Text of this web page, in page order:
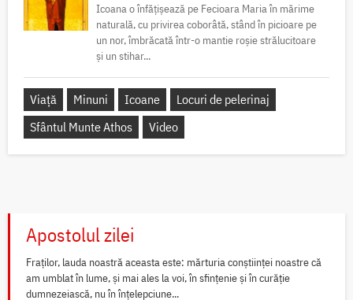
Icoana o înfățișează pe Fecioara Maria în mărime
naturală, cu privirea coborâtă, stând în picioare pe
un nor, îmbrăcată într-o mantie roșie strălucitoare
și un stihar...
Viață Minuni Icoane
Locuri de pelerinaj
Sfântul Munte Athos
Video
Apostolul zilei
Fraților, lauda noastră aceasta este: mărturia conștiinței noastre că
am umblat în lume, și mai ales la voi, în sfințenie și în curăție
dumnezeiască, nu în înțelepciune...